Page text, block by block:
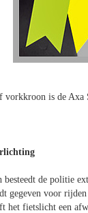
vorkkroon is de Axa
besteedt de politie
gegeven voor
het fietslicht een